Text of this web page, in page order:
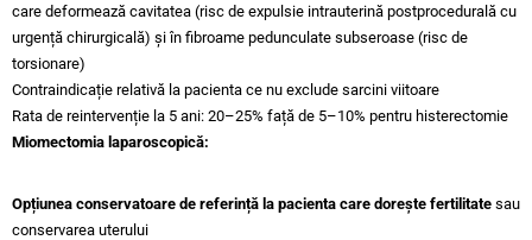
care deformează cavitatea (risc de expulsie intrauterină postprocedurală cu
urgență chirurgicală) și în fibroame pedunculate subseroase (risc de
torsionare)
Contraindicație relativă la pacienta ce nu exclude sarcini viitoare
Rata de reintervenție la 5 ani: 20–25% față de 5–10% pentru histerectomie
Miomectomia laparoscopică:
Opțiunea conservatoare de referință la pacienta care dorește fertilitate sau
conservarea uterului